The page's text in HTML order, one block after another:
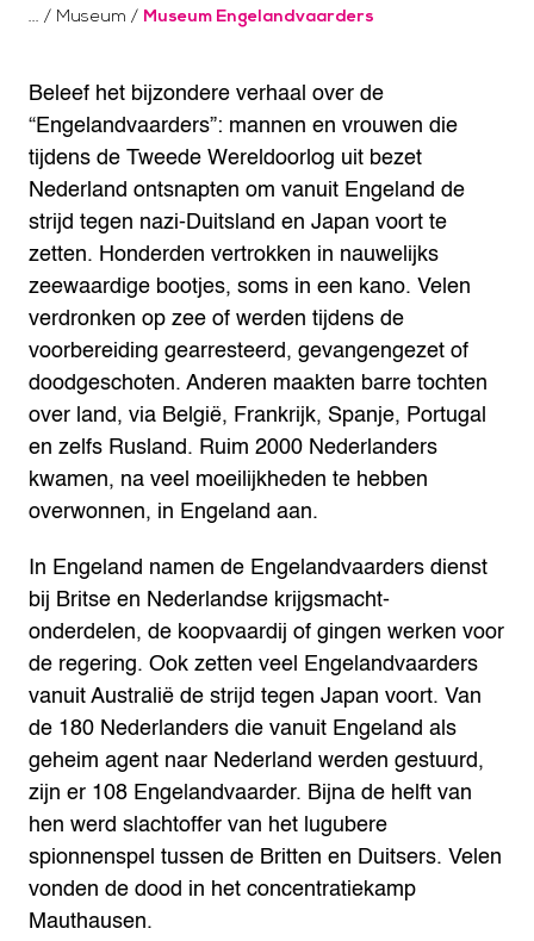
/ Museum / Museum Engelandvaarders
Beleef het bijzondere verhaal over de
“Engelandvaarders”: mannen en vrouwen die
tijdens de Tweede Wereldoorlog uit bezet
Nederland ontsnapten om vanuit Engeland de
strijd tegen nazi-Duitsland en Japan voort te
zetten. Honderden vertrokken in nauwelijks
zeewaardige bootjes, soms in een kano. Velen
verdronken op zee of werden tijdens de
voorbereiding gearresteerd, gevangengezet of
doodgeschoten. Anderen maakten barre tochten
over land, via België, Frankrijk, Spanje, Portugal
en zelfs Rusland. Ruim 2000 Nederlanders
kwamen, na veel moeilijkheden te hebben
overwonnen, in Engeland aan.
In Engeland namen de Engelandvaarders dienst
bij Britse en Nederlandse krijgsmacht-
onderdelen, de koopvaardij of gingen werken voor
de regering. Ook zetten veel Engelandvaarders
vanuit Australië de strijd tegen Japan voort. Van
de 180 Nederlanders die vanuit Engeland als
geheim agent naar Nederland werden gestuurd,
zijn er 108 Engelandvaarder. Bijna de helft van
hen werd slachtoffer van het lugubere
spionnenspel tussen de Britten en Duitsers. Velen
vonden de dood in het concentratiekamp
Mauthausen.